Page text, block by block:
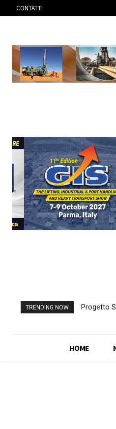
CONTATTI
TRENDING NOW
Progetto
con TBM
HOME